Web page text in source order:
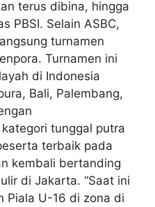
terus dibina, hingga
PBSI. Selain ASBC,
turnamen
Turnamen ini
di Indonesia
Bali, Palembang,
tunggal putra
terbaik pada
kembali bertanding
di Jakarta. “Saat ini
Piala U-16 di zona di